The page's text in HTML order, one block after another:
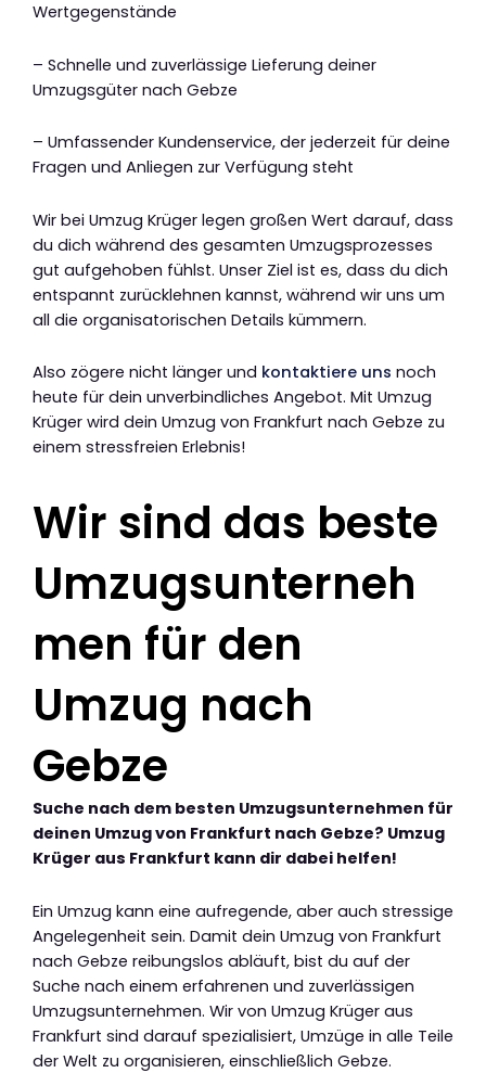
Wertgegenstände
– Schnelle und zuverlässige Lieferung deiner
Umzugsgüter nach Gebze
– Umfassender Kundenservice, der jederzeit für deine
Fragen und Anliegen zur Verfügung steht
Wir bei Umzug Krüger legen großen Wert darauf, dass
du dich während des gesamten Umzugsprozesses
gut aufgehoben fühlst. Unser Ziel ist es, dass du dich
entspannt zurücklehnen kannst, während wir uns um
all die organisatorischen Details kümmern.
Also zögere nicht länger und kontaktiere uns noch
heute für dein unverbindliches Angebot. Mit Umzug
Krüger wird dein Umzug von Frankfurt nach Gebze zu
einem stressfreien Erlebnis!
Wir sind das beste
Umzugsunterneh
men für den
Umzug nach
Gebze
Suche nach dem besten Umzugsunternehmen für
deinen Umzug von Frankfurt nach Gebze? Umzug
Krüger aus Frankfurt kann dir dabei helfen!
Ein Umzug kann eine aufregende, aber auch stressige
Angelegenheit sein. Damit dein Umzug von Frankfurt
nach Gebze reibungslos abläuft, bist du auf der
Suche nach einem erfahrenen und zuverlässigen
Umzugsunternehmen. Wir von Umzug Krüger aus
Frankfurt sind darauf spezialisiert, Umzüge in alle Teile
der Welt zu organisieren, einschließlich Gebze.